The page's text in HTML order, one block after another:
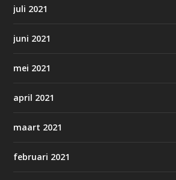
juli 2021
juni 2021
mei 2021
april 2021
maart 2021
februari 2021